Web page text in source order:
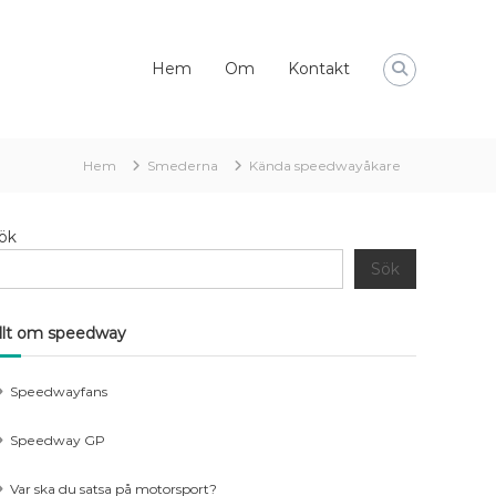
Hem Om Kontakt
Hem Smederna Kända speedwayåkare
Sök
om speedway
Speedwayfans
Speedway GP
Var ska du satsa på motorsport?